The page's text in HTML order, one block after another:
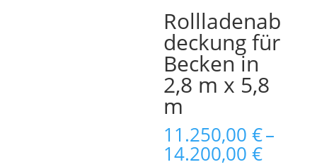
Rollladenab
deckung für
Becken in
2,8 m x 5,8
m
11.250,00€–
14.200,00€